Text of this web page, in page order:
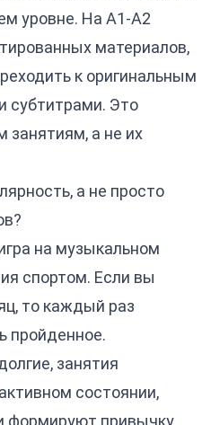
уровне. На A1-A2
материалов,
к оригинальным
субтитрами. Это
занятиям, а не их
а не просто
на музыкальном
спортом. Если вы
то каждый раз
пройденное.
занятия
состоянии,
формируют привычку